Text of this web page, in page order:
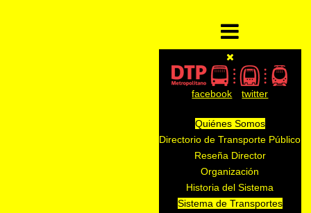
facebook twitter
Quiénes Somos
Directorio de Transporte Público
Reseña Director
Organización
Historia del Sistema
Sistema de Transportes